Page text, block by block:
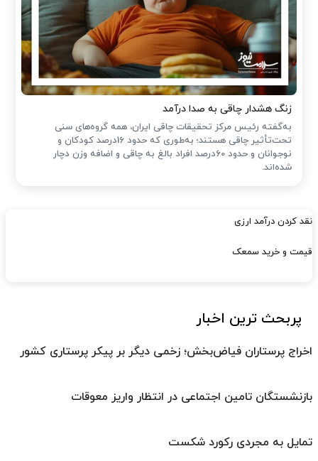
زنگ هشدار چاقی به صدا درآمد
به‌گفته رئیس مرکز تحقیقات چاقی ایران، همه گروه‌های سنی
تحت‌تأثیر چاقی هستند؛ به‌طوری که حدود 16درصد کودکان و
نوجوانان و حدود 60درصد افراد بالغ به چاقی و اضافه وزن دچار
شده‌اند.
نقد کردن درآمد ارزی
قیمت و خرید سمعک
پربحث ترین اخبار
اخراج پرستاران فیاض‌بخش؛ زخمی دیگر بر پیکر پرستاری کشور
بازنشستگان تامین اجتماعی در انتظار واریز معوقات
تمایل به مجردی رکورد شکست